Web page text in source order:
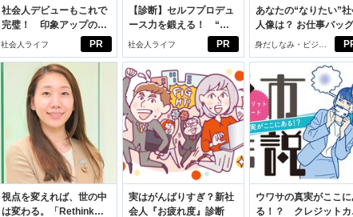
PR
社会人デビューもこれで
完璧！ 印象アップのセ
ルフプロデュース術
社会人ライフ PR
【診断】セルフプロデュ
ース力を鍛える！ “ジ
ブン観”診断
社会人ライフ
あなたの“なりたい”
人像は？ お仕事バッ
びから始める新生活
身だしなみ・ビジネ
スアイテム
視点を変えれば、世の中
は変わる。「Rethink
実はがんばりすぎ？新社
会人『お疲れ度』診断
ウワサの真実がここ
る！？ クレジットカ